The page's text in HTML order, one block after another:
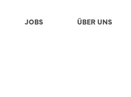
JOBS ÜBER UNS